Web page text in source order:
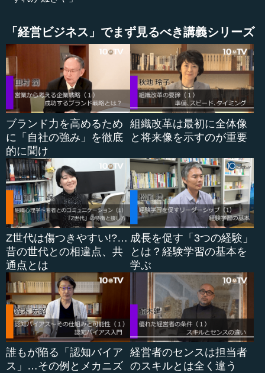
「経営ビジネス」でまず見るべき講義シリーズ
ブランド力を高めるため
に「自社の強み」を徹底
的に聞け
組織改革は最初に全体像
と将来像を示すのが重要
Z世代は傷つきやすい!?…
昔の世代との相違点、共
通点とは
成長を促す「3つの経験」
とは？経験学習の基本を
学ぶ
誰もが陥る「認知バイア
ス」…その例とメカニズ
経営者のセンスは担当者
のスキルとは全く違う